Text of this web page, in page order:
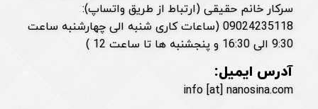
سرکار خانم حقیقی (ارتباط از طریق واتساپ):
09024235118 (ساعات کاری شنبه الی چهارشنبه ساعت
9:30 الی 16:30 و پنجشنبه ها تا ساعت 12 )
آدرس ایمیل:
info [at] nanosina.com